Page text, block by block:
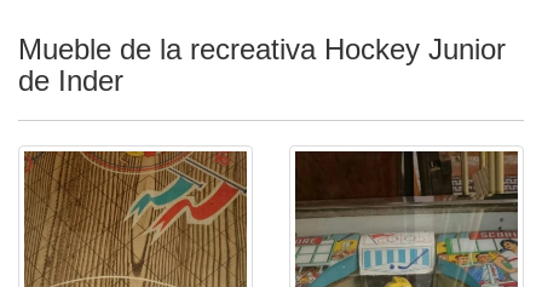
Mueble de la recreativa Hockey Junior
de Inder